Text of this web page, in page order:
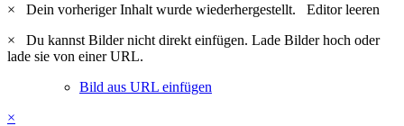
×
Dein vorheriger Inhalt wurde wiederhergestellt. Editor leeren
×
Du kannst Bilder nicht direkt einfügen. Lade Bilder hoch oder
lade sie von einer URL.
Bild aus URL einfügen
×